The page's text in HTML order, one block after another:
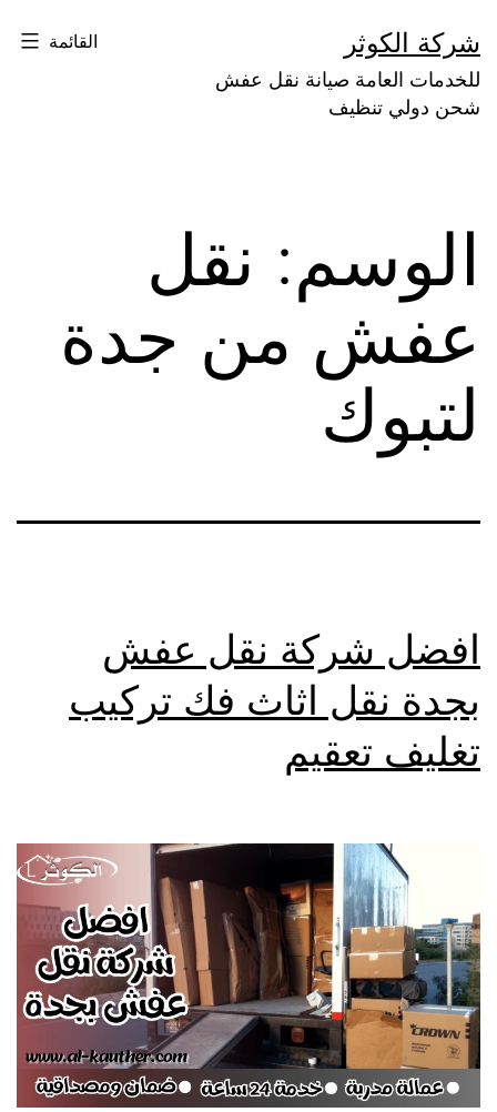
إلى
المحتوى
شركة الكوثر
للخدمات العامة صيانة نقل عفش
شحن دولي تنظيف
القائمة
الوسم: نقل
عفش من جدة
لتبوك
افضل شركة نقل عفش
بجدة نقل اثاث فك تركيب
تغليف تعقيم